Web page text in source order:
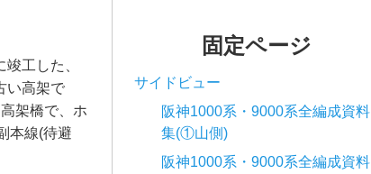
工した、
い高架で
架橋で、ホ
本線(待避
固定ページ
サイドビュー
阪神1000系・9000系全編成資料
集(①山側)
阪神1000系・9000系全編成資料